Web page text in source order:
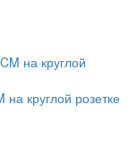
круглой розетке